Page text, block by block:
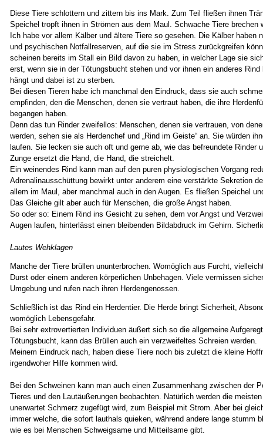
Diese Tiere schlottern und zittern bis ins Mark. Zum Teil fließen ihnen
Speichel tropft ihnen in Strömen aus dem Maul. Schwache Tiere brechen
Ich habe vor allem Kälber und ältere Tiere so gesehen. Die Kälber haben
und psychischen Notfallreserven, auf die sie im Stress zurückgreifen
scheinen bereits im Stall ein Bild davon zu haben, in welcher Lage sie
erst, wenn sie in der Tötungsbucht stehen und vor ihnen ein anderes
hängt und dabei ist zu sterben.
Bei diesen Tieren habe ich manchmal den Eindruck, dass sie auch
empfinden, den die Menschen, denen sie vertraut haben, die ihre
begangen haben.
Denn das tun Rinder zweifellos: Menschen, denen sie vertrauen, von
werden, sehen sie als Herdenchef und „Rind im Geiste“ an. Sie würden
laufen. Sie lecken sie auch oft und gerne ab, wie das befreundete Rinder
Zunge ersetzt die Hand, die Hand, die streichelt.
Ein weinendes Rind kann man auf den puren physiologischen Vorgang
Adrenalinausschüttung bewirkt unter anderem eine verstärkte Sekretion
allem im Maul, aber manchmal auch in den Augen. Es fließen Speichel
Das Gleiche gilt aber auch für Menschen, die große Angst haben.
So oder so: Einem Rind ins Gesicht zu sehen, dem vor Angst und
Augen laufen, hinterlässt einen bleibenden Bildabdruck im Gehirn.
Lautes Wehklagen
Manche der Tiere brüllen ununterbrochen. Womöglich aus Furcht,
Durst oder einem anderen körperlichen Unbehagen. Viele vermissen
Umgebung und rufen nach ihren Herdengenossen.
Schließlich ist das Rind ein Herdentier. Die Herde bringt Sicherheit,
womöglich Lebensgefahr.
Bei sehr extrovertierten Individuen äußert sich so die allgemeine
Tötungsbucht, kann das Brüllen auch ein verzweifeltes Schreien werden.
Meinem Eindruck nach, haben diese Tiere noch bis zuletzt die kleine
irgendwoher Hilfe kommen wird.
Bei den Schweinen kann man auch einen Zusammenhang zwischen der
Tieres und den Lautäußerungen beobachten. Natürlich werden die
unerwartet Schmerz zugefügt wird, zum Beispiel mit Strom. Aber bei
immer welche, die sofort lauthals quieken, während andere lange stumm
wie es bei Menschen Schweigsame und Mitteilsame gibt.